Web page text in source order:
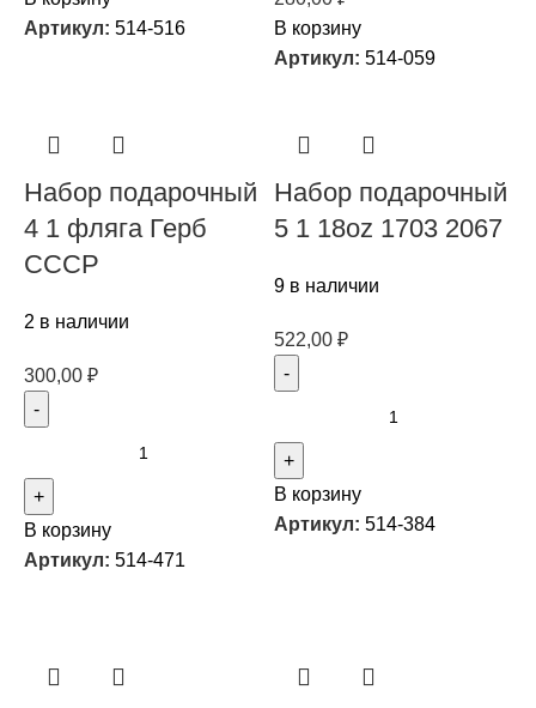
Артикул: 514-516
В корзину
Артикул: 514-059
Набор подарочный
4 1 фляга Герб
СССР
2 в наличии
300,00 ₽
В корзину
Артикул: 514-471
Набор подарочный
5 1 18oz 1703 2067
9 в наличии
522,00 ₽
В корзину
Артикул: 514-384